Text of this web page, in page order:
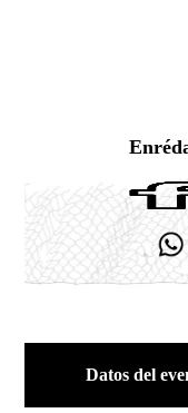
Datos del